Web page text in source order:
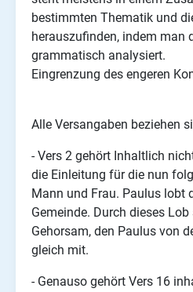
bestimmten Thematik und
herauszufinden, indem man
grammatisch analysiert.
Eingrenzung des engeren
Alle Versangaben beziehen
- Vers 2 gehört Inhaltlich
die Einleitung für die nun
Mann und Frau. Paulus lobt
Gemeinde. Durch dieses
Gehorsam, den Paulus von
gleich mit.
- Genauso gehört Vers 16